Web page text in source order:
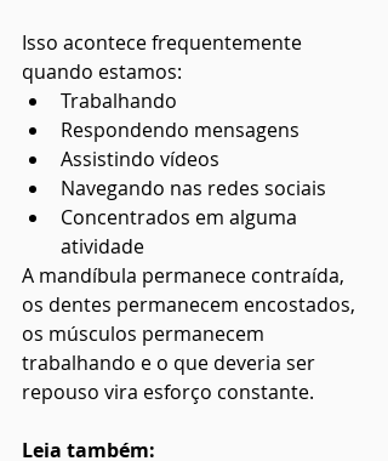
Isso acontece frequentemente
quando estamos:
Trabalhando
Respondendo mensagens
Assistindo vídeos
Navegando nas redes sociais
Concentrados em alguma
atividade
A mandíbula permanece contraída,
os dentes permanecem encostados,
os músculos permanecem
trabalhando e o que deveria ser
repouso vira esforço constante.
Leia também: